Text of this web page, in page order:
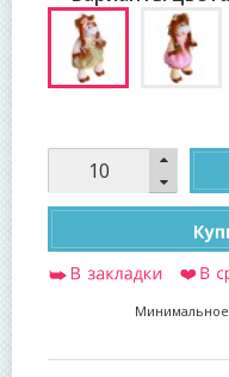
Минимальное